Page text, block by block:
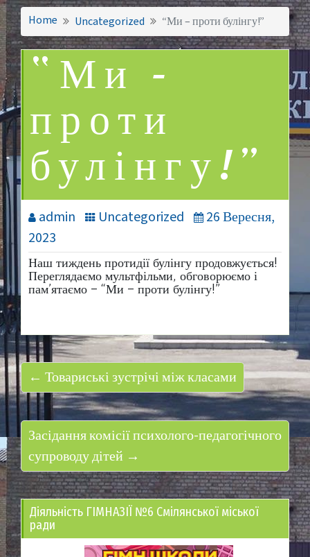
Home Uncategorized “Ми – проти булінгу!”
“Ми –
проти
булінгу!”
admin Uncategorized
26 Вересня,
2023
Наш тиждень протидії булінгу продовжується!
Переглядаємо мультфільми, обговорюємо і
пам’ятаємо – “Ми – проти булінгу!”
← Товариські зустрічі між класами
Засідання комісії психолого-педагогічного
супроводу дітей →
Діяльність ГІМНАЗІЇ №6 Смілянської міської
ради